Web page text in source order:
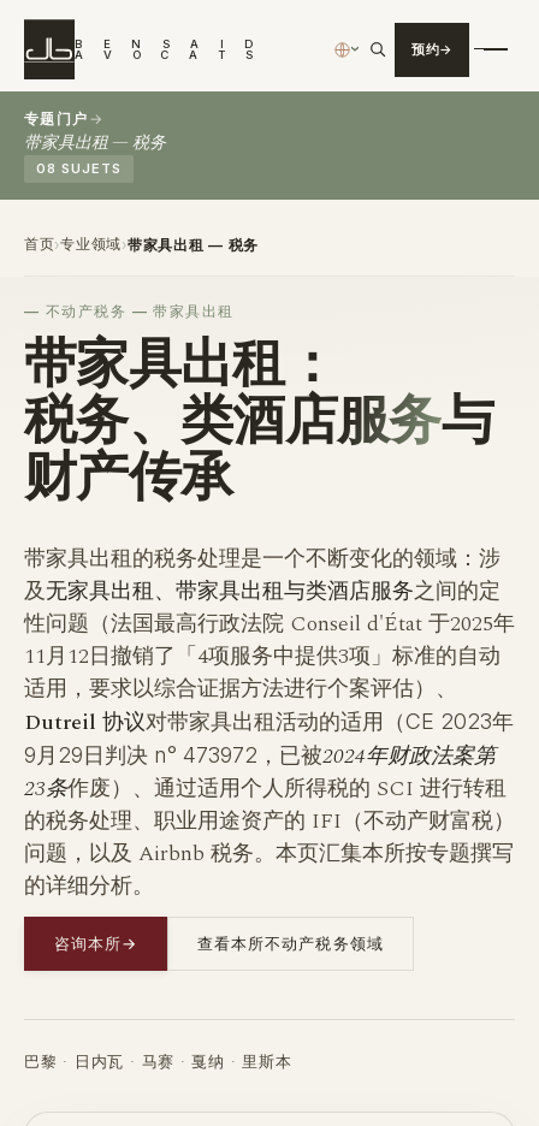
B E N S A I
D
A
V O C A T S › 预约
专题门户 →
带家具出租 — 税务
08 SUJETS
首页›专业领域›带家具出租 — 税务
不动产税务 — 带家具出租
带家具出租：
税务、类酒店服务与
财产传承
带家具出租的税务处理是一个不断变化的领域：涉
及无家具出租、带家具出租与类酒店服务之间的定
性问题（法国最高行政法院 Conseil d'État 于2025年
11月12日撤销了「4项服务中提供3项」标准的自动
适用，要求以综合证据方法进行个案评估）、
Dutreil 协议对带家具出租活动的适用（CE 2023年
9月29日判决 n° 473972 ，已被2024年财政法案第
23条作废）、通过适用个人所得税的 SCI 进行转租
的税务处理、职业用途资产的 IFI（不动产财富税）
问题，以及 Airbnb 税务。本页汇集本所按专题撰写
的详细分析。
咨询本所→ 查看本所不动产税务领域
巴黎 · 日内瓦 · 马赛 · 戛纳 · 里斯本